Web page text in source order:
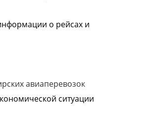
о рейсах и
авиаперевозок
ситуации